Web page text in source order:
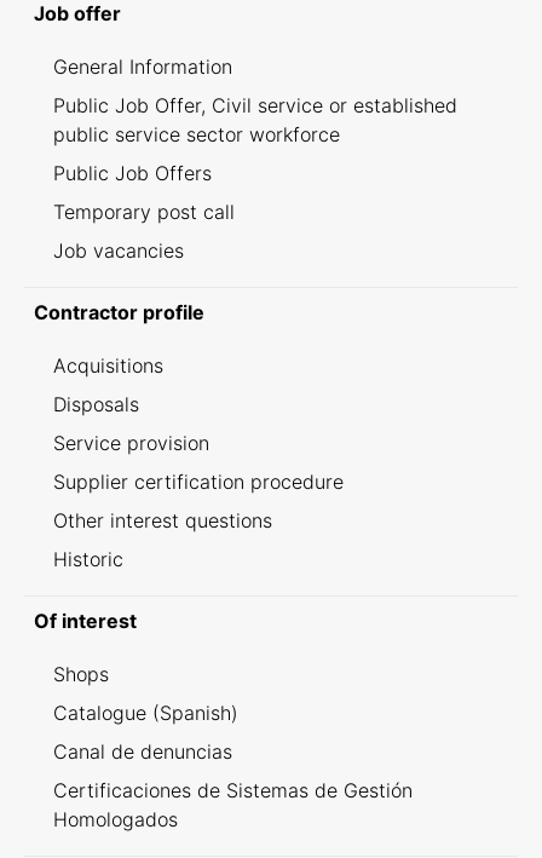
Job offer
General Information
Public Job Offer, Civil service or established
public service sector workforce
Public Job Offers
Temporary post call
Job vacancies
Contractor profile
Acquisitions
Disposals
Service provision
Supplier certification procedure
Other interest questions
Historic
Of interest
Shops
Catalogue (Spanish)
Canal de denuncias
Certificaciones de Sistemas de Gestión
Homologados